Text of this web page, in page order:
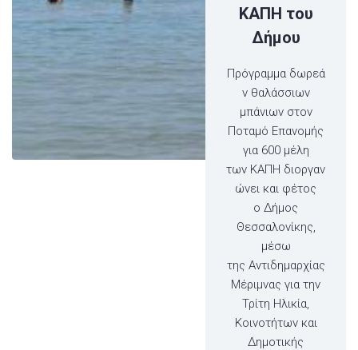
ΚΑΠΗ του
Δήμου
Πρόγραμμα δωρεά
ν θαλάσσιων
μπάνιων στον
Ποταμό Επανομής
για 600 μέλη
των ΚΑΠΗ διοργαν
ώνει και φέτος
ο Δήμος
Θεσσαλονίκης,
μέσω
της Αντιδημαρχίας
Μέριμνας για την
Τρίτη Ηλικία,
Κοινοτήτων και
Δημοτικής